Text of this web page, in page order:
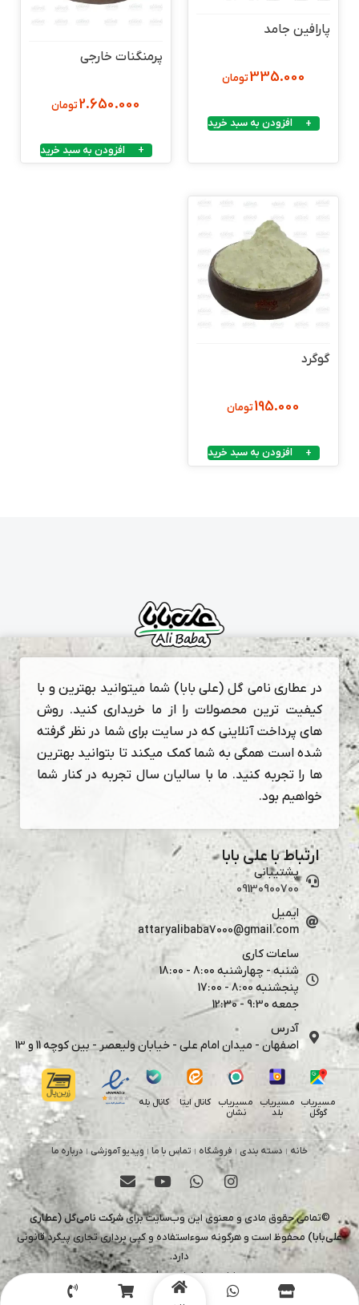
پارافین جامد
335.000تومان
افزودن به سبد خرید
پرمنگنات خارجی
2.650.000تومان
افزودن به سبد خرید
گوگرد
195.000تومان
افزودن به سبد خرید
در عطاری نامی گل (علی بابا) شما میتوانید بهترین و با
کیفیت ترین محصولات را از ما خریداری کنید. روش
های پرداخت آنلاینی که در سایت برای شما در نظر گرفته
شده است همگی به شما کمک میکند تا بتوانید بهترین
ها را تجربه کنید. ما با سالیان سال تجربه در کنار شما
خواهیم بود.
ارتباط با علی بابا
پشتیبانی
09130900700
ایمیل
attaryalibaba7000@gmail.com
ساعات کاری
شنبه - چهارشنبه 8:00 - 18:00
پنجشنبه 8:00 - 17:00
جمعه 9:30 - 12:30
آدرس
اصفهان - میدان امام علی - خیابان ولیعصر - بین کوچه 11 و 13
مسیریاب
گوگل
مسیریاب
بلد
مسیریاب
نشان
کانال ایتا کانال بله
خانه دسته بندی فروشگاه تماس با ما ویدیو آموزشی درباره ما
©تمامی حقوق مادی و معنوی این وب‌سایت برایشرکت نامی‌گل (عطاری
علی‌بابا) محفوظ است و هرگونه سوءاستفاده و کپی برداری تجاری پیگرد قانونی
دارد.
طراح و پشتیبانuixmahsa@